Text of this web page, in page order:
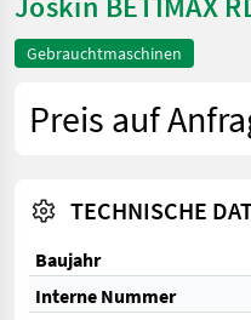
Gebrauchtmaschinen
Preis auf
TECHNISCHE
Baujahr
Interne Nummer